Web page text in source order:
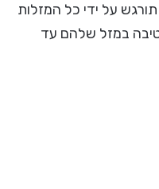
על ידי כל המזלות
במזל שלהם עד